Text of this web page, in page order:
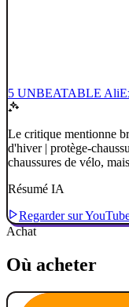
5 UNBEATABLE
Le critique mentionne
d'hiver | protège-
chaussures de vélo,
Résumé IA
Regarder sur
Achat
Où acheter